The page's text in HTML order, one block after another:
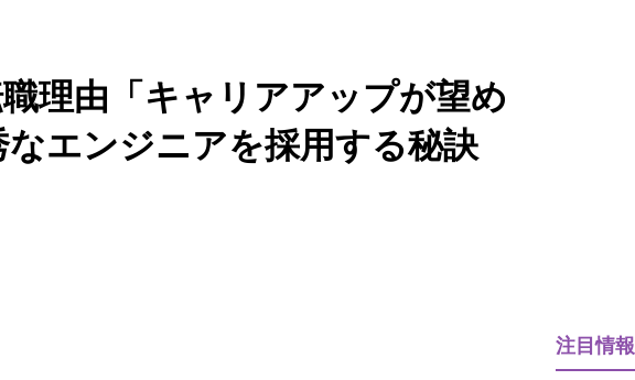
理由「キャリアアップが望め
エンジニアを採用する秘訣
注目情報